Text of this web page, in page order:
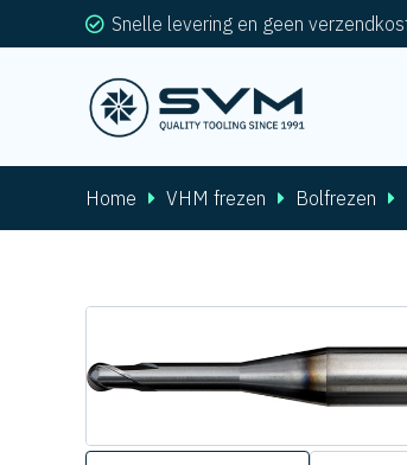
Snelle levering en geen
Home VHM frezen Bolfrezen